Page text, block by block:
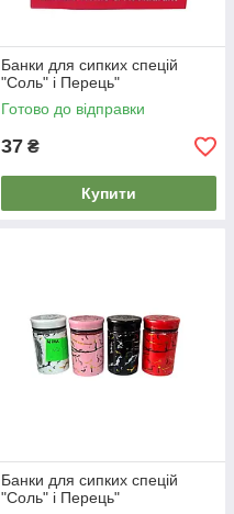
Банки для сипких спецій
"Соль" і Перець"
Готово до відправки
37 ₴
Купити
Банки для сипких спецій
"Соль" і Перець"